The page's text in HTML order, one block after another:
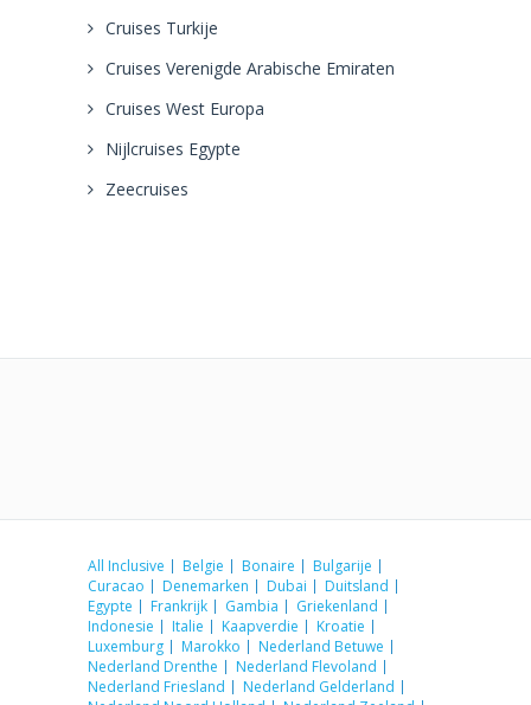
Cruises Turkije
Cruises Verenigde Arabische Emiraten
Cruises West Europa
Nijlcruises Egypte
Zeecruises
All Inclusive Belgie Bonaire
Bulgarije
Curacao
Denemarken Dubai
Duitsland
Egypte
Frankrijk Gambia
Griekenland
Indonesie
Italie Kaapverdie
Kroatie
Luxemburg
Marokko
Nederland Betuwe
Nederland Drenthe
Nederland Flevoland
Nederland Friesland
Nederland Gelderland